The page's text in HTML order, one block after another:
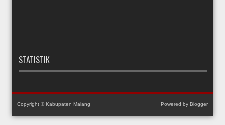
STATISTIK
Copyright ©Kabupaten Malang Powered by Blogger